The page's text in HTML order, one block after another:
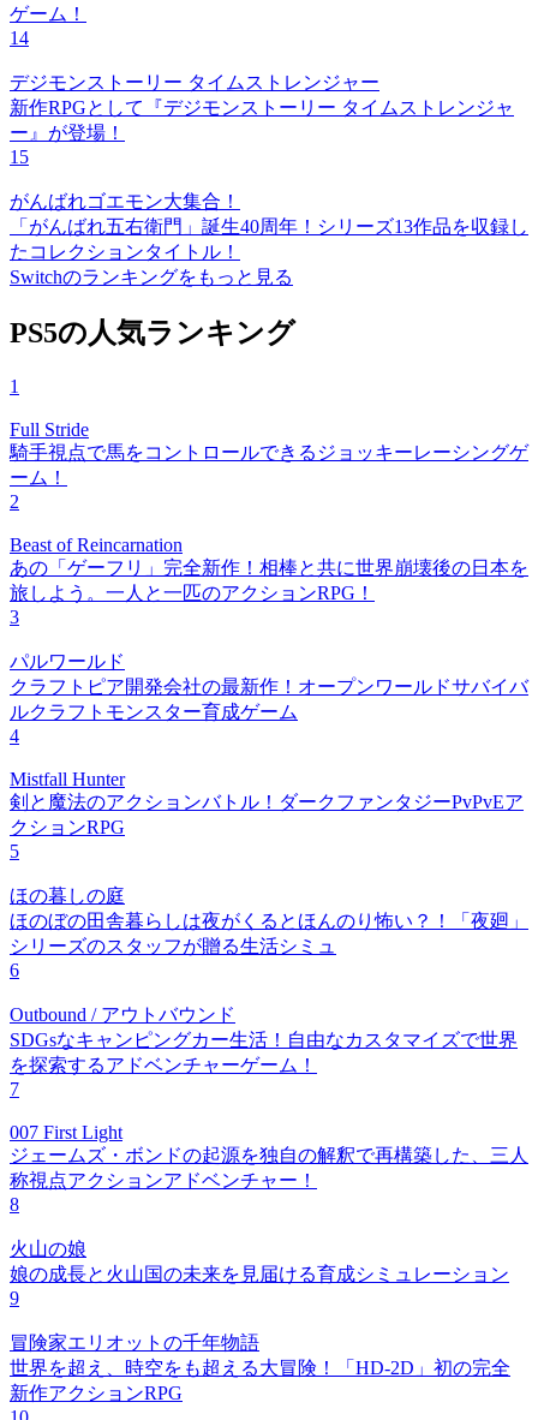
ゲーム！
14
デジモンストーリー タイムストレンジャー
新作RPGとして『デジモンストーリー タイムストレンジャ
ー』が登場！
15
がんばれゴエモン大集合！
「がんばれ五右衛門」誕生40周年！シリーズ13作品を収録し
たコレクションタイトル！
Switchのランキングをもっと見る
PS5の人気ランキング
1
Full Stride
騎手視点で馬をコントロールできるジョッキーレーシングゲ
ーム！
2
Beast of Reincarnation
あの「ゲーフリ」完全新作！相棒と共に世界崩壊後の日本を
旅しよう。一人と一匹のアクションRPG！
3
パルワールド
クラフトピア開発会社の最新作！オープンワールドサバイバ
ルクラフトモンスター育成ゲーム
4
Mistfall Hunter
剣と魔法のアクションバトル！ダークファンタジーPvPvEア
クションRPG
5
ほの暮しの庭
ほのぼの田舎暮らしは夜がくるとほんのり怖い？！「夜廻」
シリーズのスタッフが贈る生活シミュ
6
Outbound / アウトバウンド
SDGsなキャンピングカー生活！自由なカスタマイズで世界
を探索するアドベンチャーゲーム！
7
007 First Light
ジェームズ・ボンドの起源を独自の解釈で再構築した、三人
称視点アクションアドベンチャー！
8
火山の娘
娘の成長と火山国の未来を見届ける育成シミュレーション
9
冒険家エリオットの千年物語
世界を超え、時空をも超える大冒険！「HD-2D」初の完全
新作アクションRPG